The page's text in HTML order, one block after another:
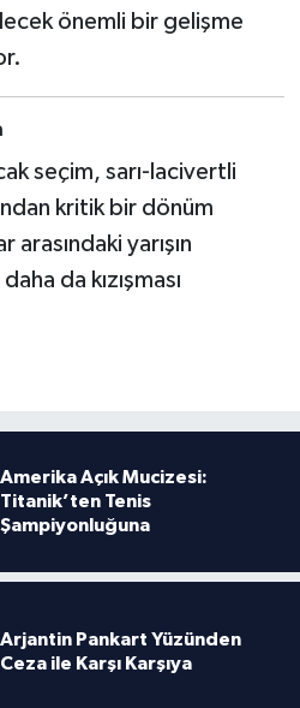
önemli bir gelişme
seçim, sarı-lacivertli
kritik bir dönüm
yarışın
da kızışması
Amerika Açık Mucizesi:
Titanik’ten Tenis
Şampiyonluğuna
Arjantin Pankart Yüzünden
Ceza ile Karşı Karşıya